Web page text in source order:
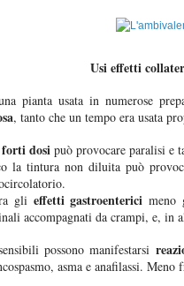
Usi effetti
pianta usata in numerose
, tanto che un tempo era usata
dosi può provocare paralisi e
la tintura non diluita può
gli effetti gastroenterici meno
accompagnati da crampi, e, in
possono manifestarsi
asma e anafilassi.